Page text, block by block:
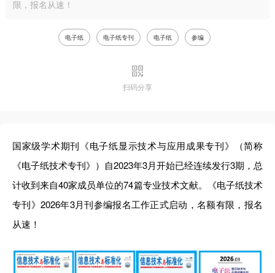
限，报名从速！
电子纸 电子纸专刊 电子纸 参编
扫码分享
国家级学术期刊《电子纸显示技术与应用成果专刊》（简称
《电子纸技术专刊》）自2023年3月开始已经连续发行3期，总
计收到来自40家成员单位的74篇专业技术文献。《电子纸技术
专刊》2026年3月刊参编报名工作正式启动，名额有限，报名
从速！